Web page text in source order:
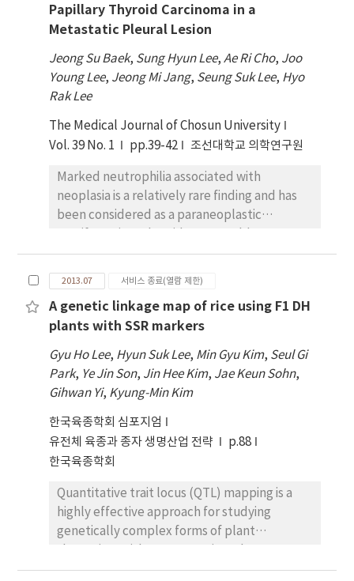
다. 각 시료마다 특성이 다르기 때문에 시료 전처리 방
법과 조건을 달리하여 최적의 조건을 찾았고 FE-
SEM을 이용하여 공극 이미지를 획득하였다. 연구 결
과 국소 부위의 공극구조를 관찰하기 위해서는 FIB를
사용하여 시표 표면을 밀링 후 바로 공극 이미지를 얻
링하여 여러 공극 구조를 관찰하기 위해서는 IMS를
이용해야 한다는 것을 확인했다. 특히 탄산염 광물 함
IMS를 활용하여 밀링을 수행해야 공극 구조 관찰이
가능하다는 사실이 밝혀졌다. 본 연구를 통해 셰일 저
류층 내 공극 구조 관 찰을 위한 방법이 정립되었으며
공극의 크기나 형태 가 셰일가스 회수 증진에 미치는
영향을 밝힐 수 있을 것이다.
Papillary Thyroid Carcinoma in a
Metastatic Pleural Lesion
Jeong Su Baek, Sung Hyun Lee,Ae Ri Cho, Joo
Young Lee, Jeong Mi Jang, Seung Suk Lee, Hyo
Rak Lee
The Medical Journal of Chosun University
Vol. 39 No. 1
pp.39-42 조선대학교 의학연구원
Marked neutrophilia associated with
neoplasia is a relatively rare finding and has
been considered as a paraneoplastic
presents with paraneoplastic leukocytosis.
We report on a case of a 69-year-old man who
presented with paraneoplastic leukocytosis
seven months after undergoing total
thyroidectomy and I-131 therapy for
treatment of papillary thyroidcarcinoma. We
found neither bone marrow involvement of
malignant cells nor hematologic malignancy.
granulocyte colony-stimulating factor, we
concluded that the cause was paraneoplastic
leukocytosis. Another interesting point was
metastatic site. It usually occurs in the
intrathyroid or regional lymph node.
2013.07 서비스 종료(열람 제한)
A genetic linkage map of rice using F1 DH
plants with SSR markers
Gyu Ho Lee, Hyun Suk Lee, Min Gyu Kim, Seul Gi
Park, Ye Jin Son, Jin Hee Kim, Jae Keun Sohn,
Gihwan Yi, Kyung-Min Kim
한국육종학회 심포지엄
유전체 육종과 종자 생명산업 전략
p.88
한국육종학회
Quantitative trait locus (QTL) mapping is a
highly effective approach for studying
genetically complex forms of plant
shattering loci can be described. SSR marker